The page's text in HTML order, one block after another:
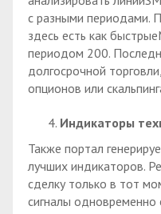
с разными периодами.
здесь есть как
периодом 200.
долгосрочной
опционов или
Индикаторы
Также портал
лучших индикаторов.
сделку только в тот
сигналы одновременно